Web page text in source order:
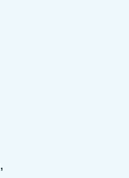
,